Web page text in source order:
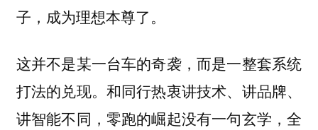
子，成为理想本尊了。
这并不是某一台车的奇袭，而是一整套系统
打法的兑现。和同行热衷讲技术、讲品牌、
讲智能不同，零跑的崛起没有一句玄学，全